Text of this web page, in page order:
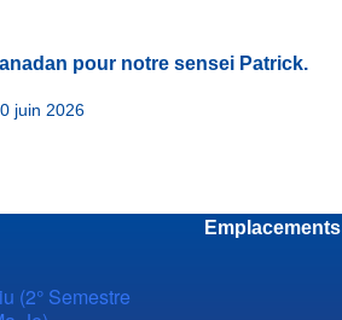
pour notre sensei Patrick.
juin 2026
(2° Semestre
Emplacements